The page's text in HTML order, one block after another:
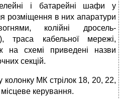
і батарейні шафи у
розміщення в них апаратури
колійні дросель-
траса кабельної мережі,
на схемі приведені назви
секцій.
МК стрілок 18, 20, 22,
керування.